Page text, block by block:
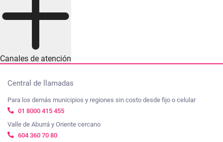
Canales de atención
Central de llamadas
Para los demás municipios y regiones sin costo desde fijo o celular
01 8000 415 455
Valle de Aburrá y Oriente cercano
604 360 70 80